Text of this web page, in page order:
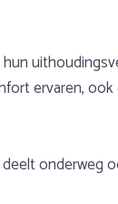
ervaren,
onderweg